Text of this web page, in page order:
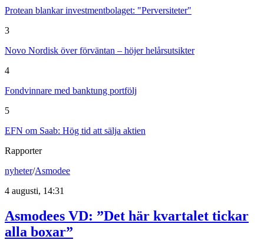
Protean blankar investmentbolaget: "Perversiteter"
3
Novo Nordisk över förväntan – höjer helårsutsikter
4
Fondvinnare med banktung portfölj
5
EFN om Saab: Hög tid att sälja aktien
Rapporter
nyheter/Asmodee
4 augusti, 14:31
Asmodees VD: ”Det här kvartalet tickar
alla boxar”